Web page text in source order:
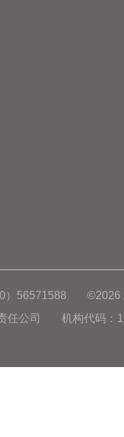
）56571588
©2026
任公司
机构代码：